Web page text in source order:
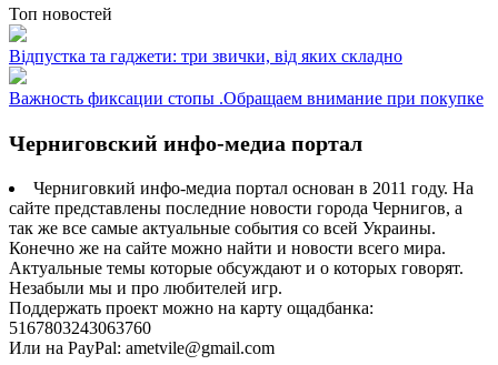
Топ новостей
Відпустка та гаджети: три звички, від яких складно
Важность фиксации стопы .Обращаем внимание при покупке
Черниговский инфо-медиа портал
Черниговкий инфо-медиа портал основан в 2011 году. На
сайте представлены последние новости города Чернигов, а
так же все самые актуальные события со всей Украины.
Конечно же на сайте можно найти и новости всего мира.
Актуальные темы которые обсуждают и о которых говорят.
Незабыли мы и про любителей игр.
Поддержать проект можно на карту ощадбанка:
5167803243063760
Или на PayPal: ametvile@gmail.com